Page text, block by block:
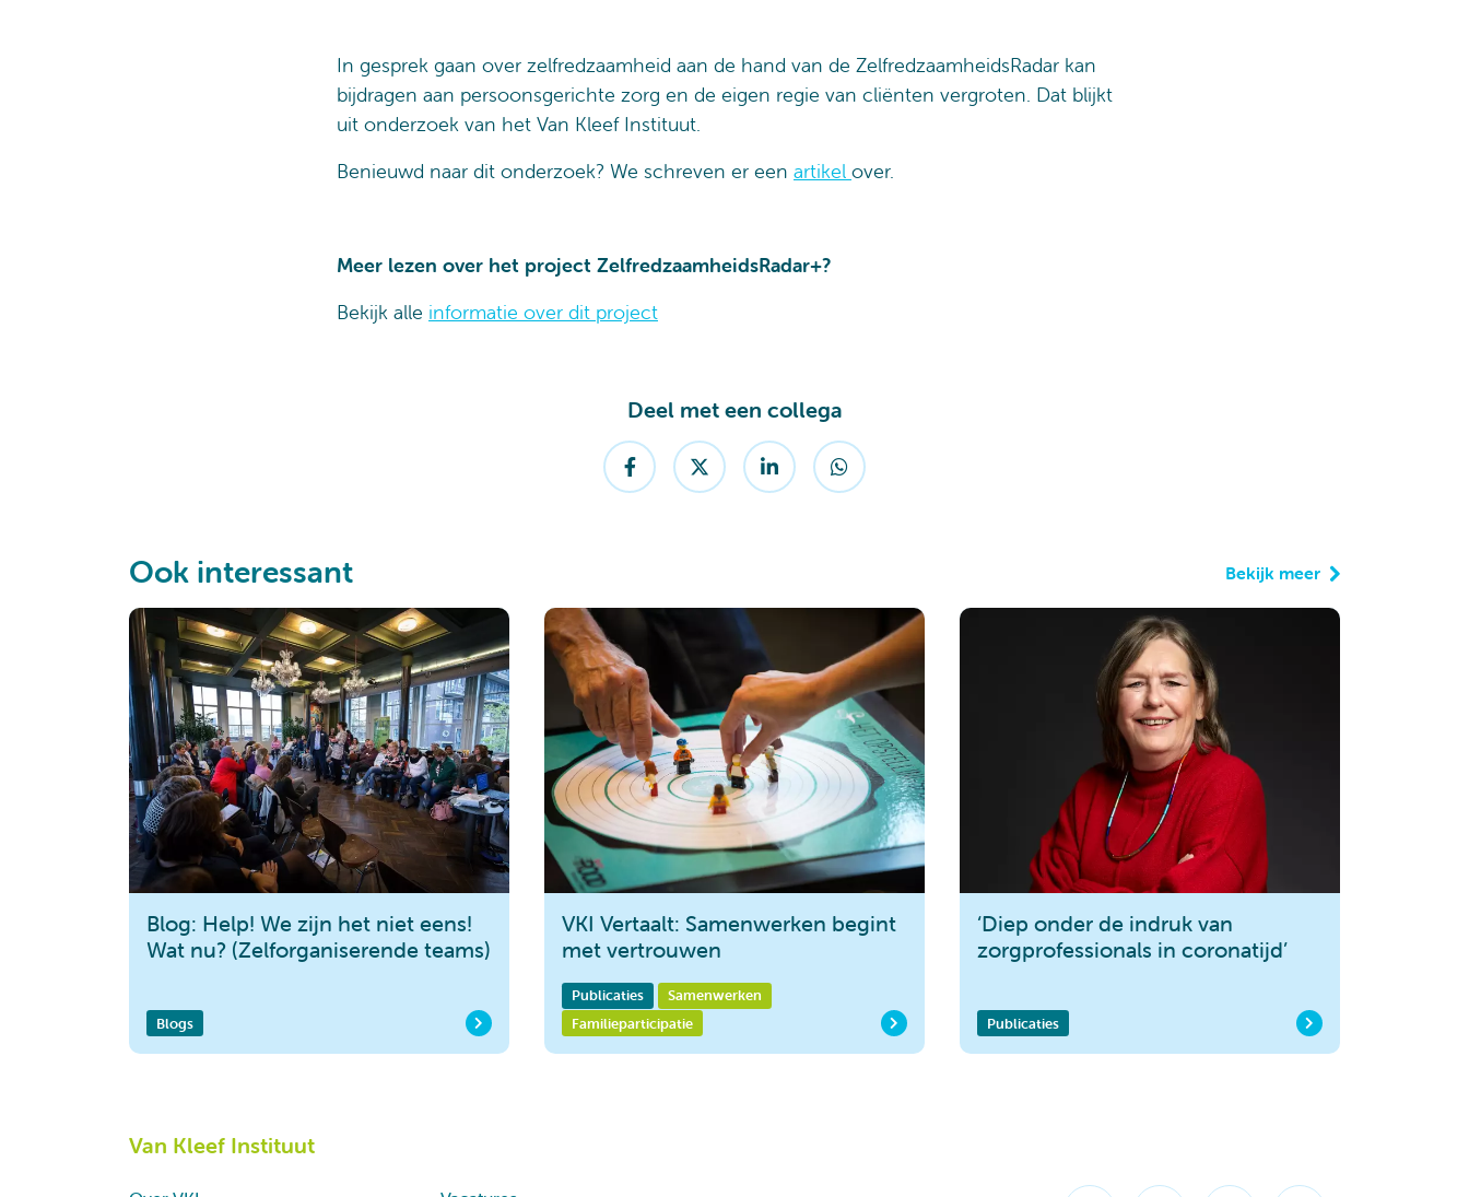
In gesprek gaan over zelfredzaamheid aan de hand van de ZelfredzaamheidsRadar kan
bijdragen aan persoonsgerichte zorg en de eigen regie van cliënten vergroten. Dat blijkt
uit onderzoek van het Van Kleef Instituut.
Benieuwd naar dit onderzoek? We schreven er een artikel over.
Meer lezen over het project ZelfredzaamheidsRadar+?
Bekijk alle informatie over dit project
Deel met een collega
Ook interessant Bekijk meer
Blog: Help! We zijn het niet eens!
Wat nu? (Zelforganiserende teams)
Blogs
VKI Vertaalt: Samenwerken begint
met vertrouwen
Publicaties
Samenwerken
Familieparticipatie
‘Diep onder de indruk van
zorgprofessionals in coronatijd’
Publicaties
Van Kleef Instituut